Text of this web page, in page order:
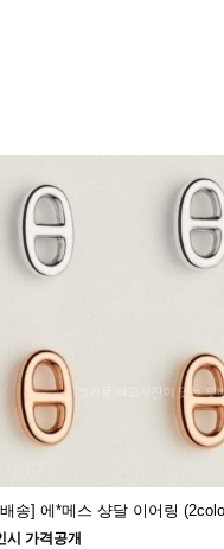
송] 에*메스 샹달 이어링
시 가격공개